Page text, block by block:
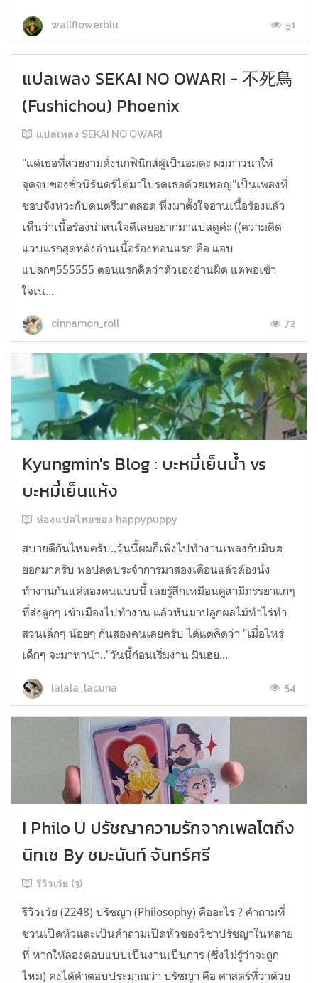
wallflowerblu 51
แปลเพลง SEKAI NO OWARI - 不死鳥
(Fushichou) Phoenix
แปลเพลง SEKAI NO OWARI
"แด่เธอที่สวยงามดั่งนกฟินิกส์ผู้เป็นอมตะ ผมภาวนาให้
จุดจบของชั่วนิรันดร์ได้มาโปรดเธอด้วยเทอญ"เป็นเพลงที่
ชอบจังหวะกับดนตรีมาตลอด พึ่งมาตั้งใจอ่านเนื้อร้องแล้ว
เห็นว่าเนื้อร้องน่าสนใจดีเลยอยากมาแปลดูค่ะ ((ความคิด
แวบแรกสุดหลังอ่านเนื้อร้องท่อนแรก คือ แอบ
แปลกๆ555555 ตอนแรกคิดว่าตัวเองอ่านผิด แต่พอเข้า
ใจเน...
cinnamon_roll 72
Kyungmin's Blog : บะหมี่เย็นน้ำ vs
บะหมี่เย็นแห้ง
ห้องแปลไทยของ happypuppy
สบายดีกันไหมครับ..วันนี้ผมก็เพิ่งไปทำงานเพลงกับมินฮ
ยอกมาครับ พอปลดประจำการมาสองเดือนแล้วต้องนั่ง
ทำงานกันแค่สองคนแบบนี้ เลยรู้สึกเหมือนคู่สามีภรรยาแก่ๆ
ที่ส่งลูกๆ เข้าเมืองไปทำงาน แล้วหันมาปลูกผลไม้ทำไร่ทำ
สวนเล็กๆ น้อยๆ กันสองคนเลยครับ ได้แต่คิดว่า "เมื่อไหร่
เด็กๆ จะมาหาน้า.."วันนี้ก่อนเริ่มงาน มินฮย...
lalala_lacuna 54
I Philo U ปรัชญาความรักจากเพลโตถึง
นิทเช By ชมะนันท์ จันทร์ศรี
รีวิวเว้ย (3)
รีวิวเว้ย (2248) ปรัชญา (Philosophy) คืออะไร ? คำถามที่
ชวนเปิดหัวและเป็นคำถามเปิดหัวของวิชาปรัชญาในหลาย
ที่ หากให้ลองตอบแบบเป็นงานเป็นการ (ซึ่งไม่รู้ว่าจะถูก
ไหม) คงได้คำตอบประมาณว่า ปรัชญา คือ ศาสตร์ที่ว่าด้วย